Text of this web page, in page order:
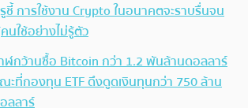
ชี้ การใช้งาน Crypto ในอนาคตจะราบรื่นจน
นใช้อย่างไม่รู้ตัว
ฬกว้านซื้อ Bitcoin กว่า 1.2 พันล้านดอลลาร์
ะที่กองทุน ETF ดึงดูดเงินทุนกว่า 750 ล้าน
ลลาร์